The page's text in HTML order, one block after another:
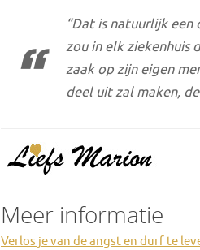
“Dat is natuurlijk
zou in elk ziekenhuis
zaak op zijn eigen
deel uit zal maken,
Meer informatie
Verlos je van de angst en durf te